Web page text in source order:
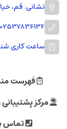
نشانی: قم،
02537836134
ساعت کاری:
فهرست
مرکز
تماس